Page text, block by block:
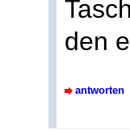
den
antworten